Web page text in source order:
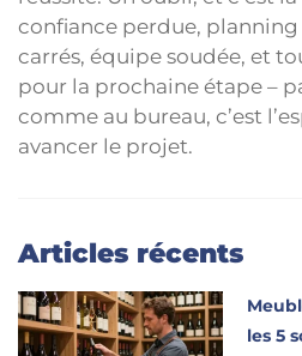
confiance perdue, planning
carrés, équipe soudée, et
pour la prochaine étape –
comme au bureau, c’est
avancer le projet.
Articles récents
les 5